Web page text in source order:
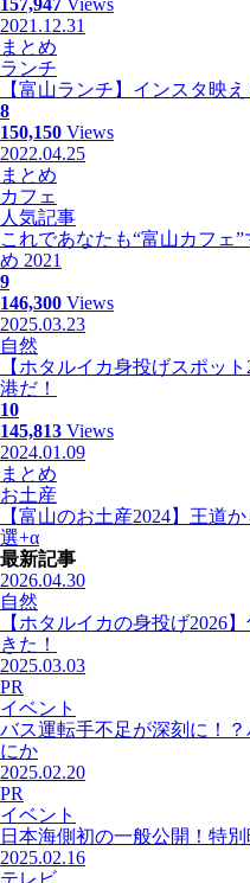
157,947 Views
2021.12.31
まとめ
ランチ
【富山ランチ】インスタ映
8
150,150 Views
2022.04.25
まとめ
カフェ
人気記事
これであなたも“富山カフェ
め 2021
9
146,300 Views
2025.03.23
自然
【ホタルイカ身投げスポッ
港だ！
10
145,813 Views
2024.01.09
まとめ
お土産
【富山のお土産2024】王道
選+α
最新記事
2026.04.30
自然
【ホタルイカの身投げ2026
きた！
2025.03.03
PR
イベント
バス運転手不足が深刻に！
にか
2025.02.20
PR
イベント
日本海側初の一般公開！特別
2025.02.16
テレビ